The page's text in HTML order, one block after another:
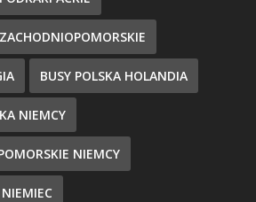
BUSY POLSKA HOLANDIA
NIEMCY
NIEMCY